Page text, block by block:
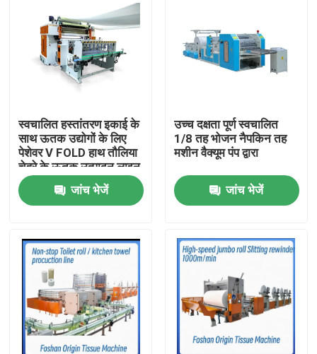
घर
उत्पाद
हमारे बारे में
स्वचालित हस्तांतरण इकाई के
साथ ऊतक उद्योगों के लिए
पेशेवर V FOLD हाथ तौलिया
चेहरे के ऊतक उत्पादन लाइन
जांच भेजें
उच्च दक्षता पूर्ण स्वचालित
1/8 तह भोजन नैपकिन तह
मशीन वैक्यूम पंप द्वारा
जांच भेजें